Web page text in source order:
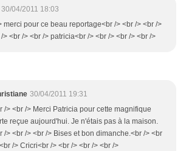
30/04/2011 18:03
merci pour ce beau reportage<br /> <br /> <br />
> <br /> <br /> patricia<br /> <br /> <br /> <br />
30/04/2011 19:31
/> <br /> Merci Patricia pour cette magnifique
reçue aujourd'hui. Je n'étais pas à la maison.
/> <br /> <br /> Bises et bon dimanche.<br /> <br
/> Cricri<br /> <br /> <br /> <br />